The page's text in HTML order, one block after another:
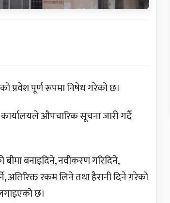
प्रवेश पूर्ण रूपमा निषेध गरेको छ।
औपचारिक सूचना जारी गर्दै
बीमा बनाइदिने, नवीकरण गरिदिने,
अतिरिक्त रकम लिने तथा हैरानी दिने गरेको
छ।